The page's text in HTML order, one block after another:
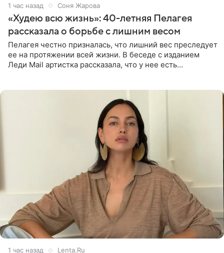
1 час назад Соня Жарова
«Худею всю жизнь»: 40-летняя Пелагея
рассказала о борьбе с лишним весом
Пелагея честно призналась, что лишний вес преследует
ее на протяжении всей жизни. В беседе с изданием
Леди Mail артистка рассказала, что у нее есть
1 час назад Lenta.Ru